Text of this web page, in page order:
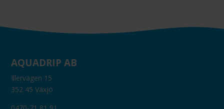
AQUADRIP AB
Illervägen 15
352 45 Växjö